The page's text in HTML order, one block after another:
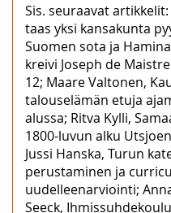
Sis. seuraavat
taas yksi kansakunta
Suomen sota ja
kreivi Joseph de
12; Maare Valtonen,
talouselämän etuja
alussa; Ritva Kylli,
1800-luvun alku
Jussi Hanska, Turun
perustaminen ja
uudelleenarviointi;
Seeck,